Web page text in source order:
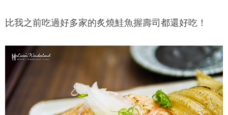
比我之前吃過好多家的炙燒鮭魚握壽司都還好吃！